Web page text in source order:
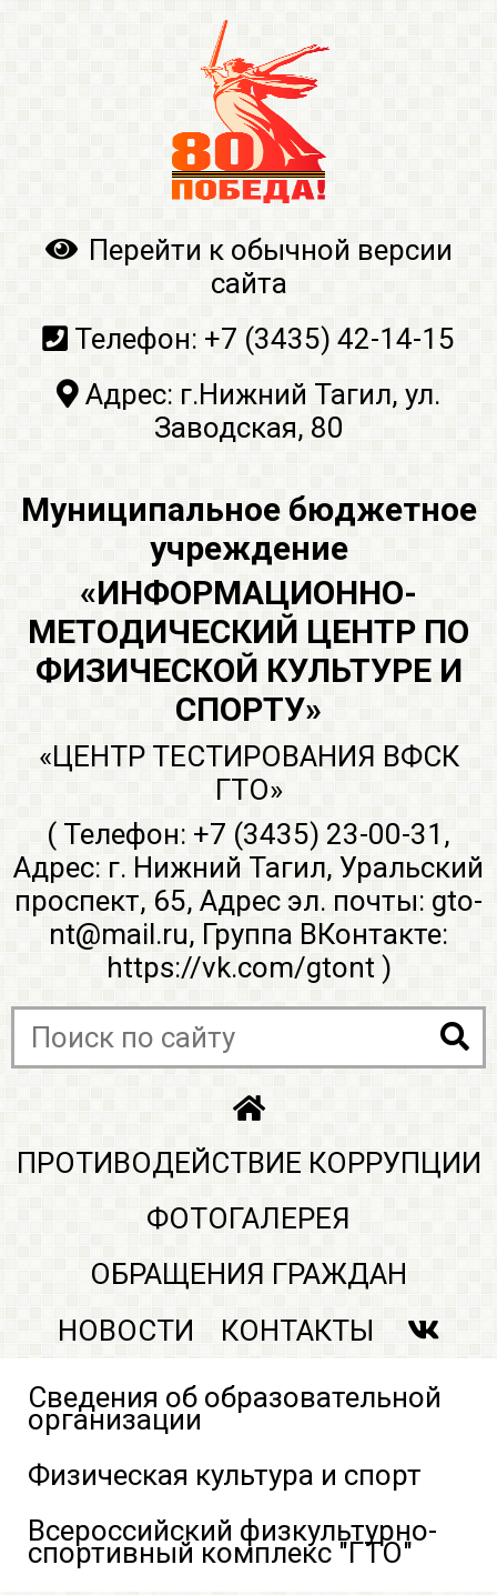
Перейти к обычной версии
сайта
Телефон: +7 (3435) 42-14-15
Адрес: г.Нижний Тагил, ул.
Заводская, 80
Муниципальное бюджетное
учреждение
«ИНФОРМАЦИОННО-
МЕТОДИЧЕСКИЙ ЦЕНТР ПО
ФИЗИЧЕСКОЙ КУЛЬТУРЕ И
СПОРТУ»
«ЦЕНТР ТЕСТИРОВАНИЯ ВФСК
ГТО»
( Телефон: +7 (3435) 23-00-31,
Адрес: г. Нижний Тагил, Уральский
проспект, 65, Адрес эл. почты: gto-
nt@mail.ru, Группа ВКонтакте:
https://vk.com/gtont)
ПРОТИВОДЕЙСТВИЕ КОРРУПЦИИ
ФОТОГАЛЕРЕЯ
ОБРАЩЕНИЯ ГРАЖДАН
НОВОСТИ
КОНТАКТЫ
Сведения об образовательной
организации
Физическая культура и спорт
Всероссийский физкультурно-
спортивный комплекс "ГТО"